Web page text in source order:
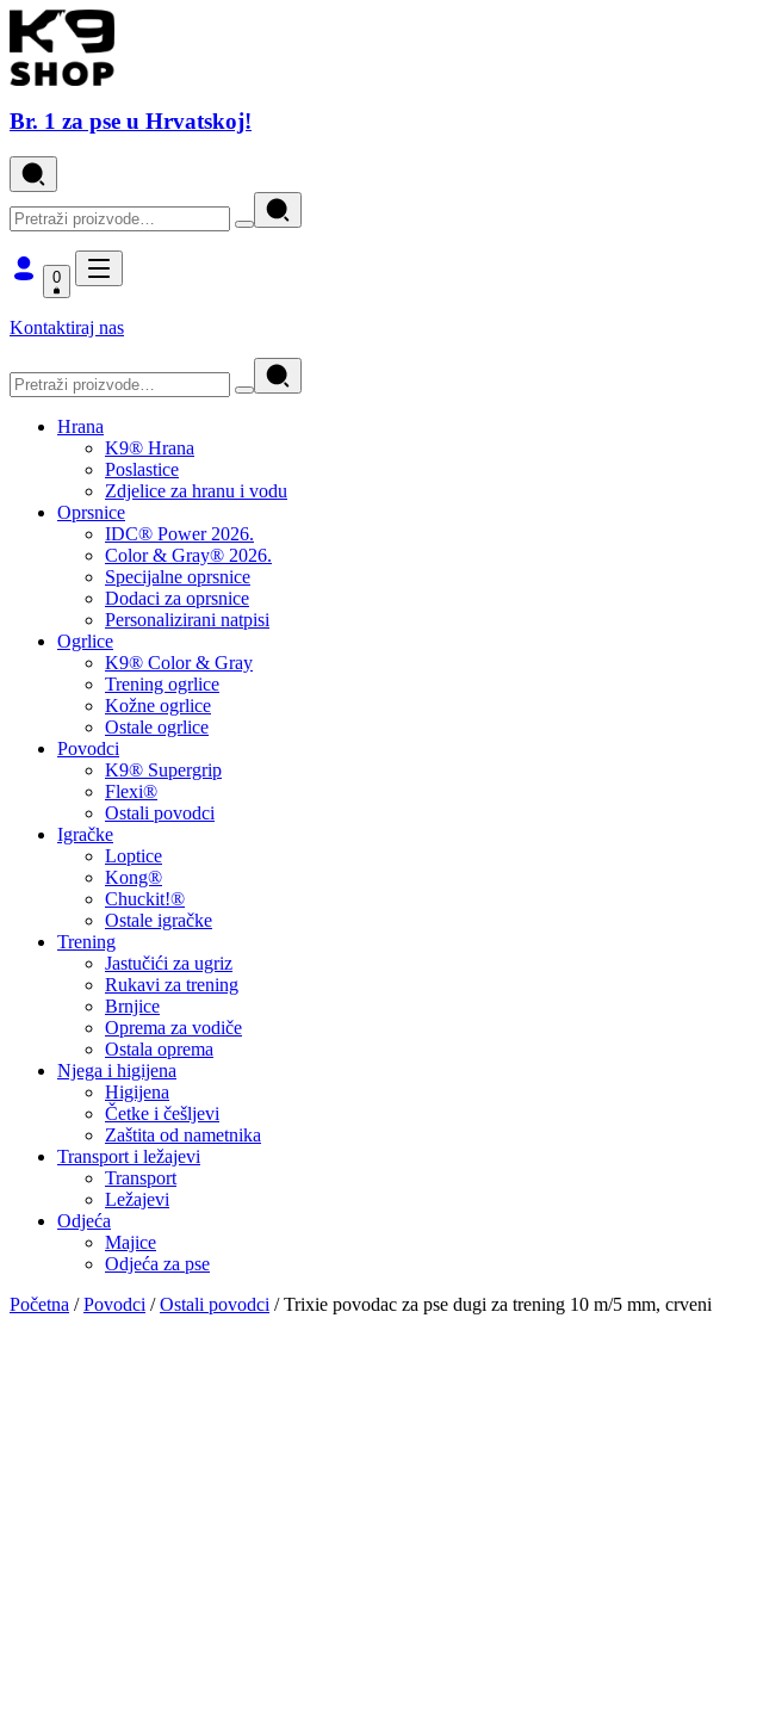
Br. 1 za pse u Hrvatskoj!
0
Kontaktiraj nas
Hrana
K9® Hrana
Poslastice
Zdjelice za hranu i vodu
Oprsnice
IDC® Power 2026.
Color & Gray® 2026.
Specijalne oprsnice
Dodaci za oprsnice
Personalizirani natpisi
Ogrlice
K9® Color & Gray
Trening ogrlice
Kožne ogrlice
Ostale ogrlice
Povodci
K9® Supergrip
Flexi®
Ostali povodci
Igračke
Loptice
Kong®
Chuckit!®
Ostale igračke
Trening
Jastučići za ugriz
Rukavi za trening
Brnjice
Oprema za vodiče
Ostala oprema
Njega i higijena
Higijena
Četke i češljevi
Zaštita od nametnika
Transport i ležajevi
Transport
Ležajevi
Odjeća
Majice
Odjeća za pse
Početna /Povodci /Ostali povodci / Trixie povodac za pse dugi za trening 10 m/5 mm, crveni